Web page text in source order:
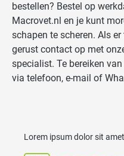
bestellen? Bestel op
Macrovet.nl en je kunt
schapen te scheren. Als
gerust contact op met
specialist. Te bereiken
via telefoon, e-mail of
Lorem ipsum dolor sit amet